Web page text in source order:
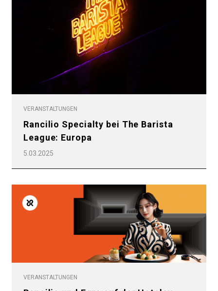
VERANSTALTUNGEN
Rancilio Specialty bei The Barista
League: Europa
5.03.2025
VERANSTALTUNGEN